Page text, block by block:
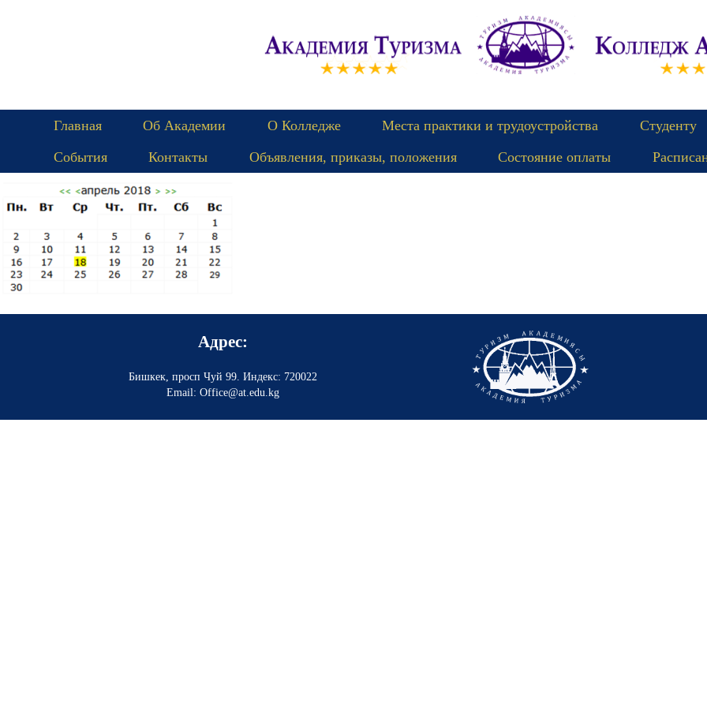
Главная Об Академии О Колледже Места практики и трудоустройства Студенту
События
Контакты Объявления, приказы, положения Состояние оплаты
Адрес:
Бишкек, просп Чуй 99. Индекс: 720022
Email: Office@at.edu.kg